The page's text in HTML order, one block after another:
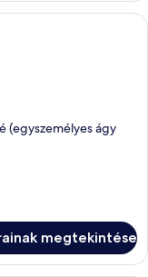
szoba, amelyben
(egyszemélyes ágy
megtekintése